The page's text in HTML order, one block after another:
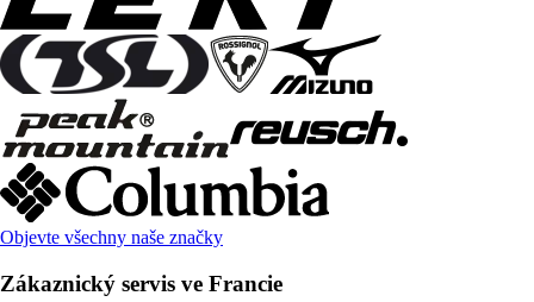
Objevte všechny naše značky
Zákaznický servis ve Francie